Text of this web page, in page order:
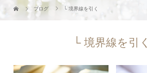
ブログ └ 境界線を引く
└ 境界線を引く